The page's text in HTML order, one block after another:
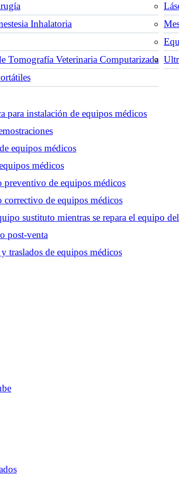
Inhalatoria
Tomografía Veterinaria Computarizada
para instalación de equipos médicos
equipos médicos
médicos
preventivo de equipos médicos
correctivo de equipos médicos
sustituto mientras se repara el equipo
post-venta
traslados de equipos médicos